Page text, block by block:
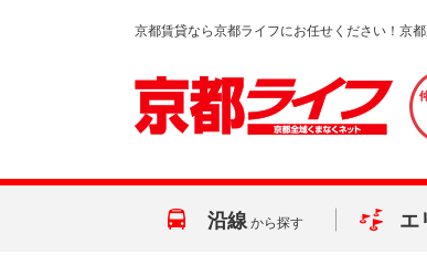
京都賃貸なら京都ライフにお任せください！京
沿線 から探す エ